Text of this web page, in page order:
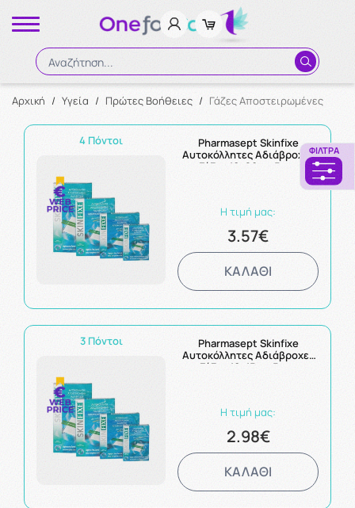
Αναζήτηση...
Αναζήτηση
Αρχική / Υγεία / Πρώτες Βοήθειες / Γάζες Αποστειρωμένες
ΦΊΛΤΡΑ
4 Πόντοι
Pharmasept Skinfixe
Αυτοκόλλητες Αδιάβροχες
Γάζες 10x20cm 5τμχ
Η τιμή μας:
3.57€
ΚΑΛΑΘΙ
3 Πόντοι
Pharmasept Skinfixe
Αυτοκόλλητες Αδιάβροχες
Γάζες 10x15cm 5τμχ
Η τιμή μας:
2.98€
ΚΑΛΑΘΙ